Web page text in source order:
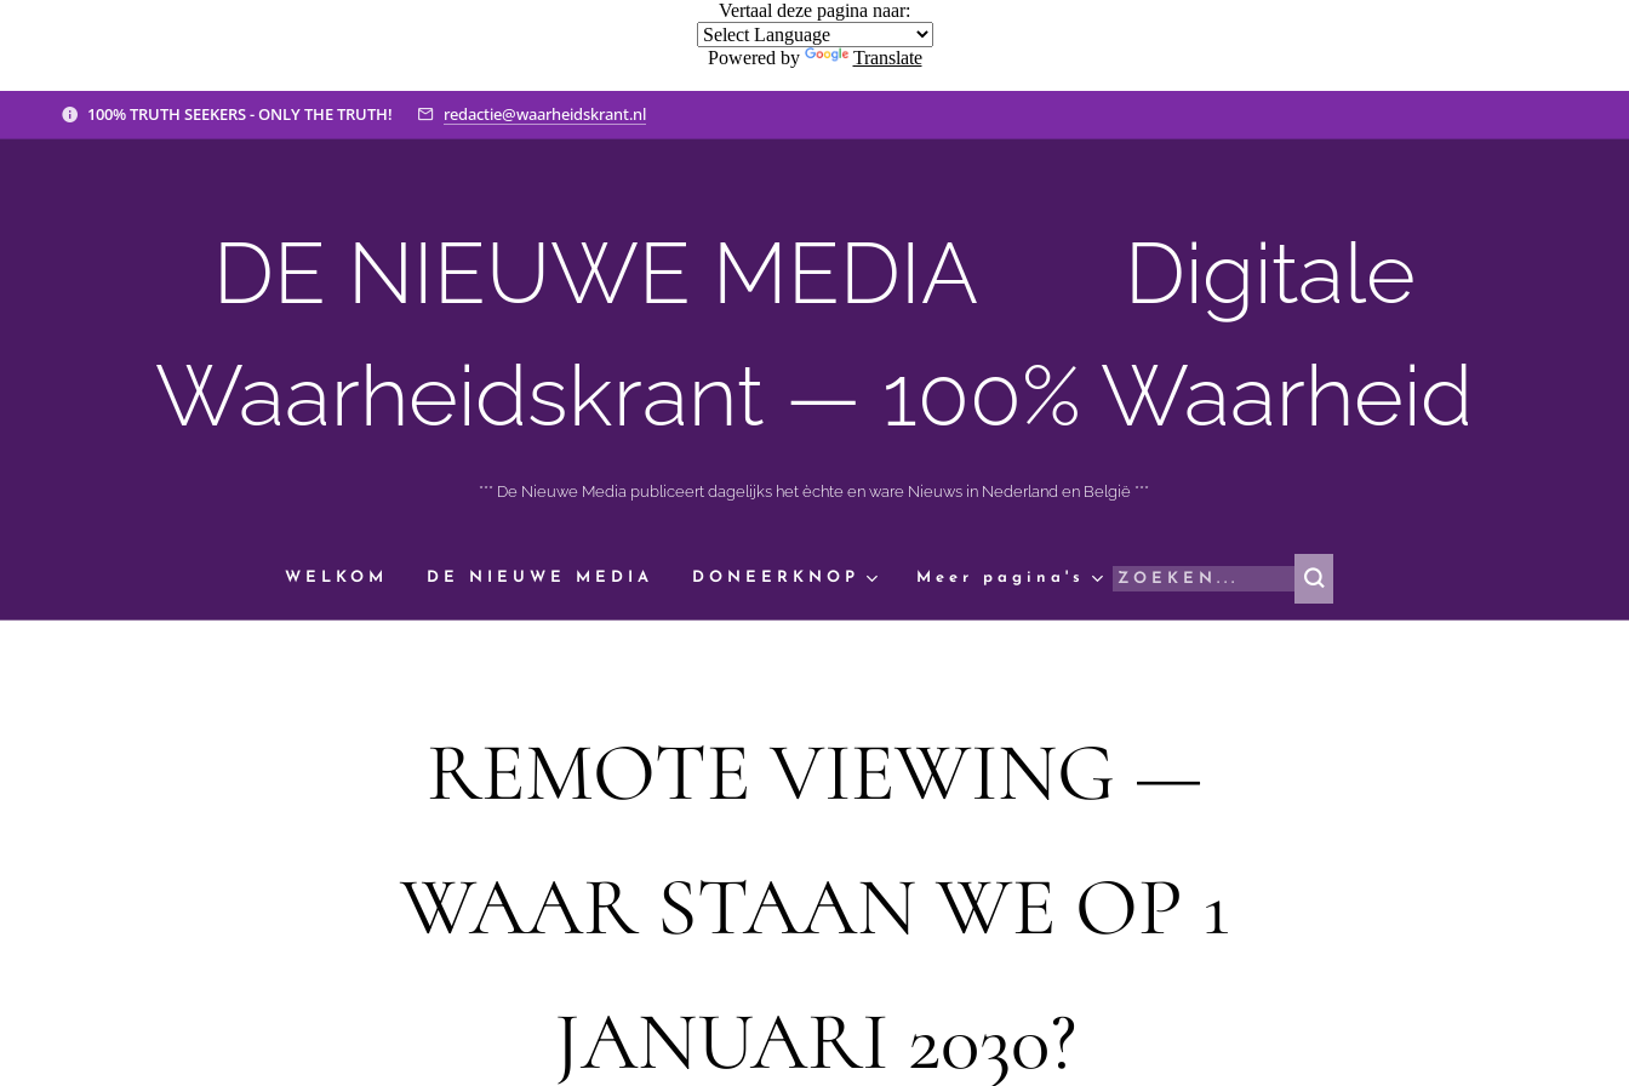
Vertaal deze pagina naar:
Powered by Translate
100% TRUTH SEEKERS - ONLY THE TRUTH! redactie@waarheidskrant.nl
DE NIEUWE MEDIA 🟣 Digitale
Waarheidskrant — 100% Waarheid
*** De Nieuwe Media publiceert dagelijks het èchte en ware Nieuws in Nederland en België ***
WELKOM DE NIEUWE MEDIA DONEERKNOP Meer pagina's
REMOTE VIEWING —
WAAR STAAN WE OP 1
JANUARI 2030?